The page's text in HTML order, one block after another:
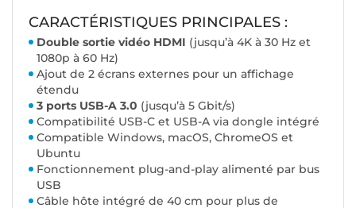
CARACTÉRISTIQUES PRINCIPALES :
Double sortie vidéo HDMI (jusqu’à 4K à 30 Hz et
1080p à 60 Hz)
Ajout de 2 écrans externes pour un affichage
étendu
3 ports USB-A 3.0 (jusqu’à 5 Gbit/s)
Compatibilité USB-C et USB-A via dongle intégré
Compatible Windows, macOS, ChromeOS et
Ubuntu
Fonctionnement plug-and-play alimenté par bus
USB
Câble hôte intégré de 40 cm pour plus de